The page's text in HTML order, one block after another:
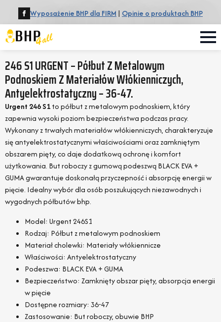
Wyposażenie BHP dla FIRM | Opinie o produktach BHP
246 S1 URGENT – Półbut Z Metalowym
Podnoskiem Z Materiałów Włókienniczych,
Antyelektrostatyczny – 36-47.
Urgent 246 S1to półbut z metalowym podnoskiem, który
zapewnia wysoki poziom bezpieczeństwa podczas pracy.
Wykonany z trwałych materiałów włókienniczych, charakteryzuje
się antyelektrostatycznymi właściwościami oraz zamkniętym
obszarem pięty, co daje dodatkową ochronę i komfort
użytkowania. But roboczy z gumową podeszwą BLACK EVA +
GUMA gwarantuje doskonałą przyczepność i absorpcję energii w
pięcie. Idealny wybór dla osób poszukujących niezawodnych i
wygodnych półbutów bhp.
Model: Urgent 246S1
Rodzaj: Półbut z metalowym podnoskiem
Materiał cholewki: Materiały włókiennicze
Właściwości: Antyelektrostatyczny
Podeszwa: BLACK EVA + GUMA
Bezpieczeństwo: Zamknięty obszar pięty, absorpcja energii
w pięcie
Dostępne rozmiary: 36-47
Zastosowanie: But roboczy, obuwie BHP